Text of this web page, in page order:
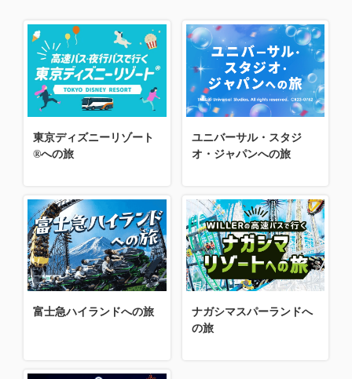
東京ディズニーリゾート
®への旅
ユニバーサル・スタジ
オ・ジャパンへの旅
富士急ハイランドへの旅
ナガシマスパーランドへ
の旅